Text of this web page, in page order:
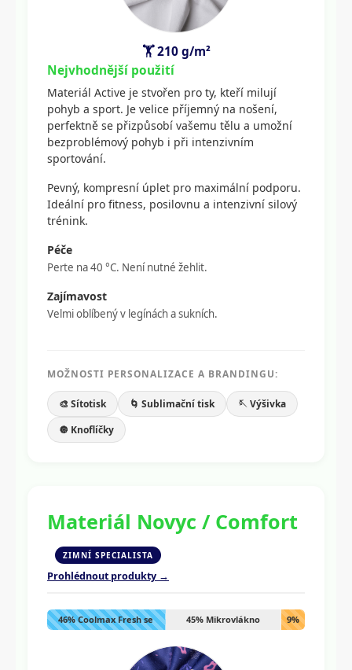
🏋️ 210 g/m²
Nejvhodnější použití
Materiál Active je stvořen pro ty, kteří milují
pohyb a sport. Je velice příjemný na nošení,
perfektně se přizpůsobí vašemu tělu a umožní
bezproblémový pohyb i při intenzivním
sportování.
Pevný, kompresní úplet pro maximální podporu.
Ideální pro fitness, posilovnu a intenzivní silový
trénink.
Péče
Perte na 40 °C. Není nutné žehlit.
Zajímavost
Velmi oblíbený v legínách a sukních.
MOŽNOSTI PERSONALIZACE A BRANDINGU:
🎨 Sítotisk 🌀 Sublimační tisk
🪡 Výšivka
🔘 Knoflíčky
Materiál Novyc / Comfort
ZIMNÍ SPECIALISTA
Prohlédnout produkty →
46% Coolmax Fresh se
45% Mikrovlákno
9%